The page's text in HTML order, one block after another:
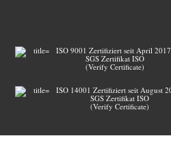
ISO 9001 Zertifiziert seit April
SGS Zertifikat ISO
(Verify Certificate)
ISO 14001 Zertifiziert seit August
SGS Zertifikat ISO
(Verify Certificate)